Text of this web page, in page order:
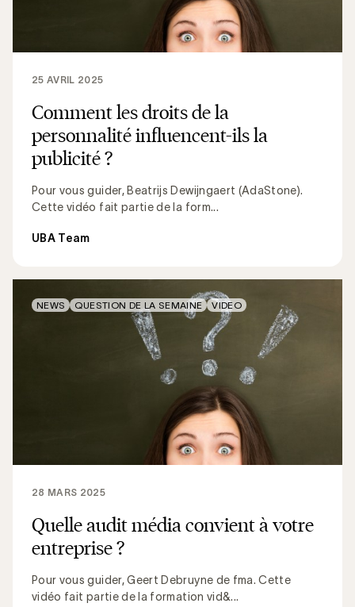
Comment les droits de la
personnalité influencent-ils la
publicité ?
Pour vous guider, Beatrijs Dewijngaert (AdaStone).
Cette vidéo fait partie de la form...
25 AVRIL 2025
UBA Team
Quelle audit média convient à votre
entreprise ?
Pour vous guider, Geert Debruyne de fma. Cette
vidéo fait partie de la formation vid&...
28 MARS 2025
NEWS QUESTION DE LA SEMAINE VIDEO